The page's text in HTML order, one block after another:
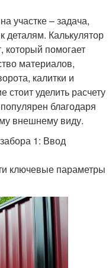
участке – задача,
деталям. Калькулятор
который помогает
материалов,
калитки и
уделить расчету
благодаря
внешнему виду.
1: Ввод
ключевые параметры